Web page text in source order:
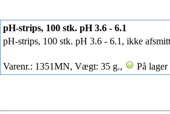
pH-strips, 100 stk. pH 3.6 - 6.1
pH-strips, 100 stk. pH 3.6 - 6.1, ikke
Varenr.: 1351MN, Vægt: 35 g., På lager